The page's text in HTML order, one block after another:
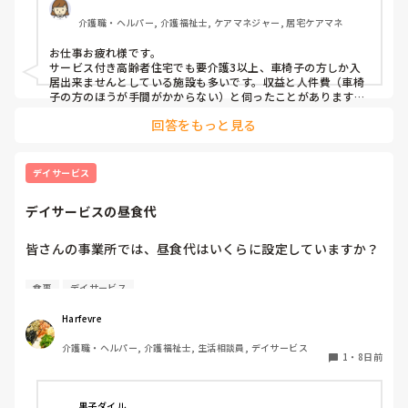
介護職・ヘルパー, 介護福祉士, ケアマネジャー, 居宅ケアマネ
お仕事お疲れ様です。
サービス付き高齢者住宅でも要介護3以上、車椅子の方しか入
居出来ませんとしている施設も多いです。収益と人件費（車椅
子の方のほうが手間がかからない）と伺ったことがあります。
回答をもっと見る
デイサービス
デイサービスの昼食代
皆さんの事業所では、昼食代はいくらに設定していますか？
差し支えなければ、
• 昼食代
• おやつ代込みかどうか
• 手作り・委託・配食など食事の提供方法
も教えていただけると参考になります。
食事 デイサービス
Harfevre
介護職・ヘルパー, 介護福祉士, 生活相談員, デイサービス
1 ・ 8日前